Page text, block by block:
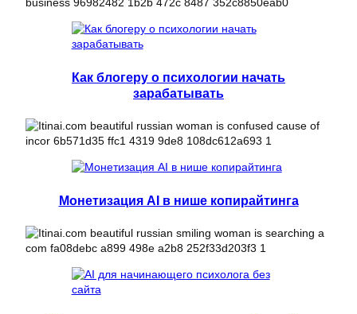
Как блогеру о психологии начать
зарабатывать
Монетизация AI в нише копирайтинга